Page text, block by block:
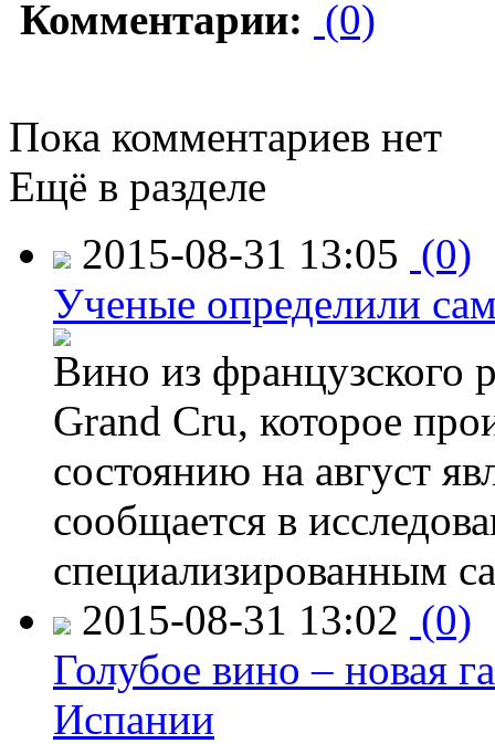
Комментарии: (0)
Пока комментариев нет
Ещё в разделе
2015-08-31 13:05 (0)
Ученые определили
Вино из французского
Grand Cru, которое
состоянию на август
сообщается в
специализированным
2015-08-31 13:02 (0)
Голубое вино – новая
Испании